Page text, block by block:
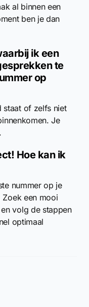
al binnen een
ben je dan
ik een
te
op
staat of zelfs niet
Je
Hoe kan ik
nummer op je
een mooi
volg de stappen
optimaal